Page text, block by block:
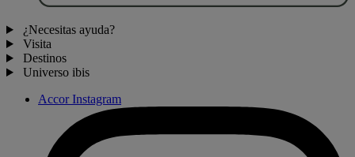
¿Necesitas ayuda?
Visita
Destinos
Universo ibis
Accor Instagram